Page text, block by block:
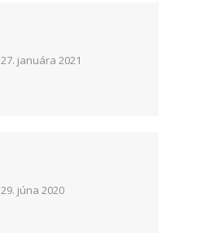
27. januára 2021
29. júna 2020